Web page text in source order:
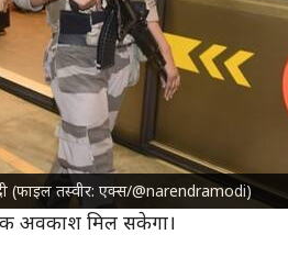
(फाइल तस्वीर: एक्स/@narendramodi)
होगा कम
को पूरा करने में सहायता
संख्या बढ़कर 2 लाख पहुंच जाएगी।
कम होगा और वे मानसिक तनाव
अवकाश मिल सकेगा।